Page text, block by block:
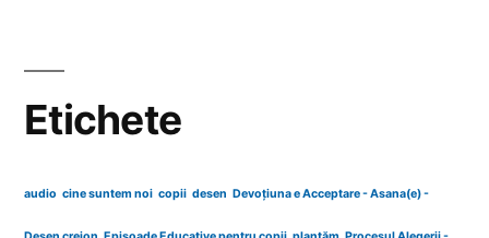
Etichete
audio cine suntem noi copii desen Devoțiuna e Acceptare - Asana(e) -